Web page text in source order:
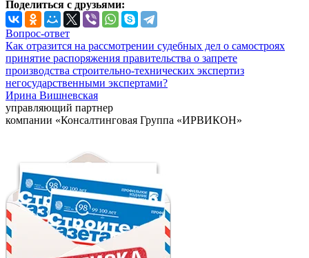
Поделиться с друзьями:
Вопрос-ответ
Как отразится на рассмотрении судебных дел о самостроях
принятие распоряжения правительства о запрете
производства строительно-технических экспертиз
негосударственными экспертами?
Ирина Вишневская
управляющий партнер
компании «Консалтинговая Группа «ИРВИКОН»